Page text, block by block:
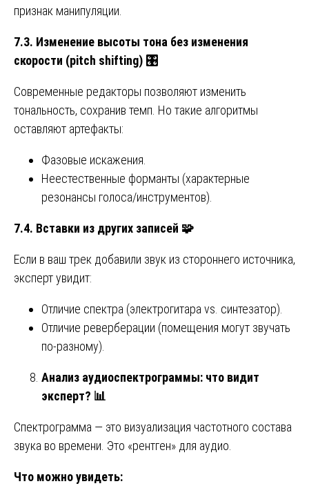
признак манипуляции.
7.3. Изменение высоты тона без изменения
скорости (pitch shifting) 🎛
Современные редакторы позволяют изменить
тональность, сохранив темп. Но такие алгоритмы
оставляют артефакты:
Фазовые искажения.
Неестественные форманты (характерные
резонансы голоса/инструментов).
7.4. Вставки из других записей 🧩
Если в ваш трек добавили звук из стороннего источника,
эксперт увидит:
Отличие спектра (электрогитара vs. синтезатор).
Отличие реверберации (помещения могут звучать
по-разному).
Анализ аудиоспектрограммы: что видит
эксперт? 📊
Спектрограмма — это визуализация частотного состава
звука во времени. Это «рентген» для аудио.
Что можно увидеть: